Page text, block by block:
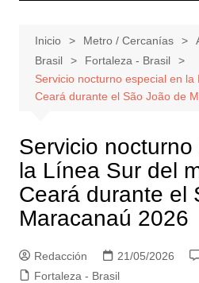
Inicio Metro / Cercanías
Brasil
Fortaleza - Brasil
Servicio nocturno especial en
Ceará durante el São João de
Servicio
la Línea Sur del
Ceará durante el
Maracanaú 2026
Redacción 21/05/2026
Fortaleza - Brasil